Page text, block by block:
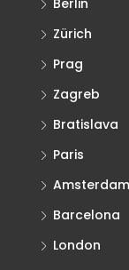
Zürich
Prag
Zagreb
Bratislava
Paris
Amsterdam
Barcelona
London